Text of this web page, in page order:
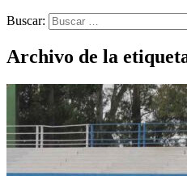
Buscar:
Archivo de la